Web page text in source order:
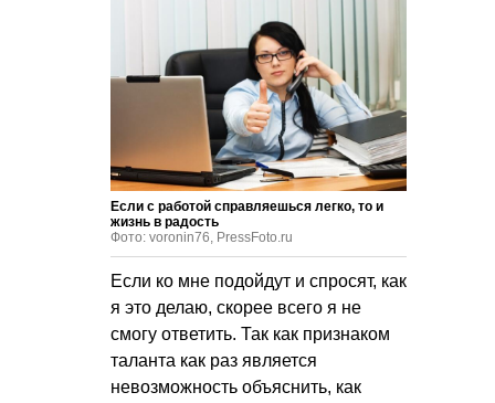
Если с работой справляешься легко, то и
жизнь в радость
Фото: voronin76, PressFoto.ru
Если ко мне подойдут и спросят, как
я это делаю, скорее всего я не
смогу ответить. Так как признаком
таланта как раз является
невозможность объяснить, как